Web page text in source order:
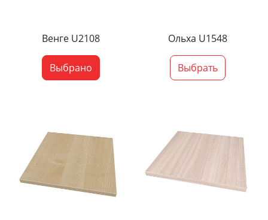
Венге U2108
Выбрано
Ольха U1548
Выбрать